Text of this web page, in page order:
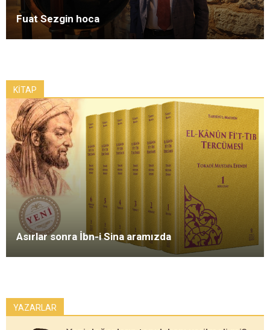
Fuat Sezgin hoca
KİTAP
Asırlar sonra İbn-i Sina aramızda
YAZARLAR